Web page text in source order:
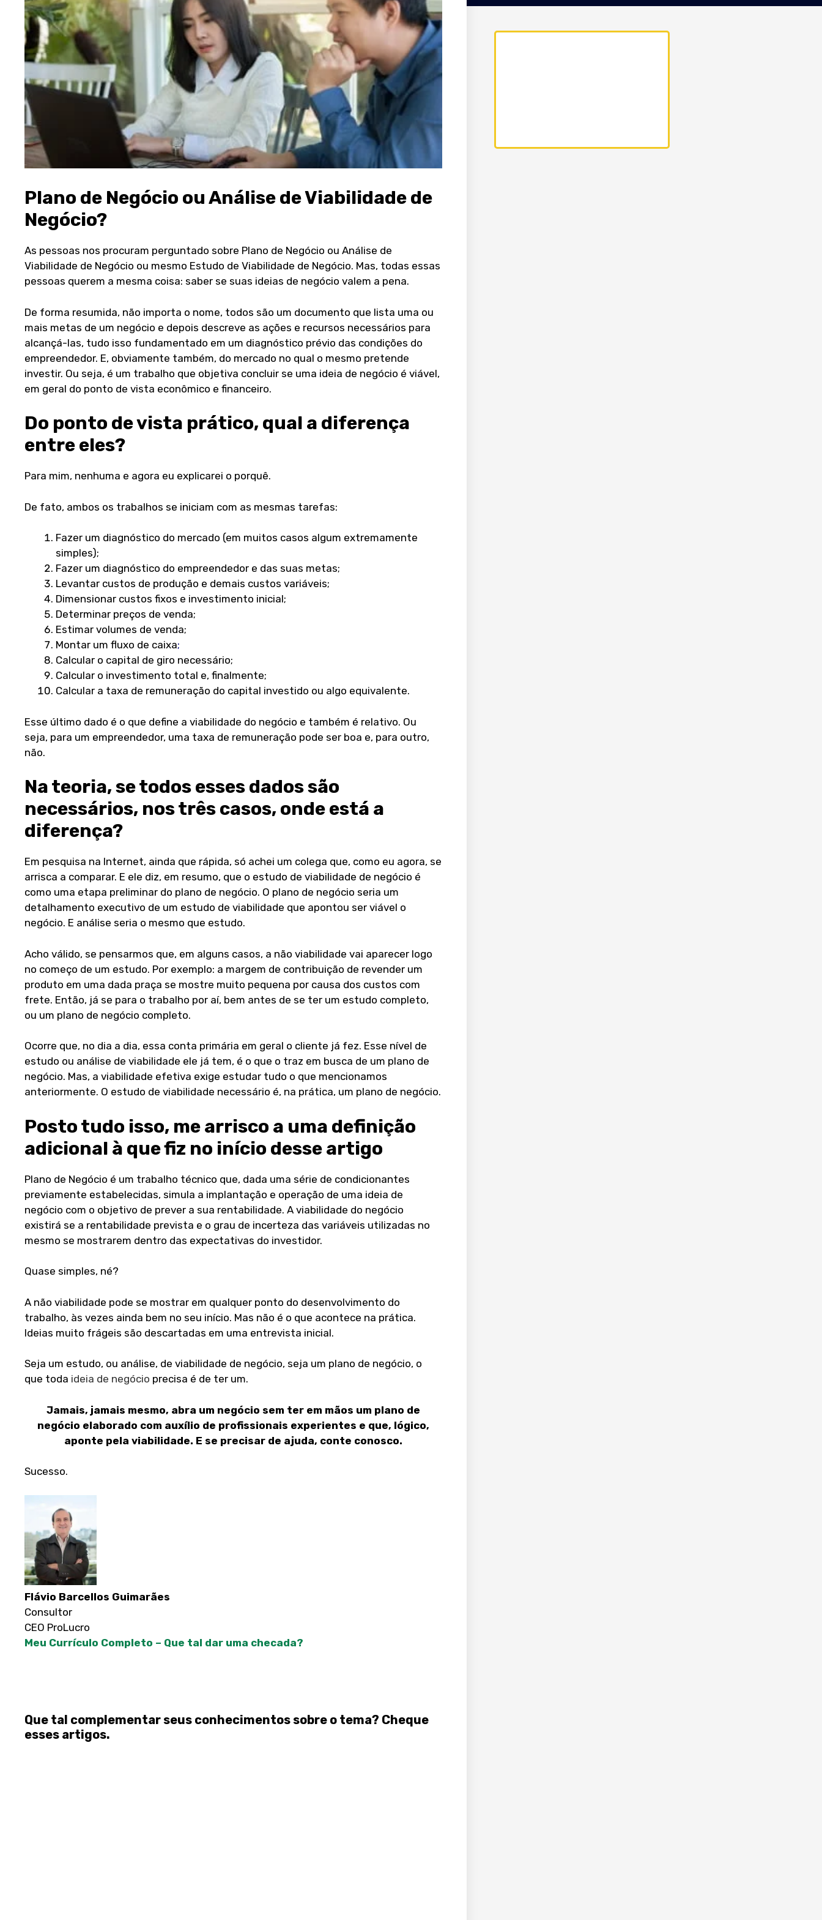
Plano de Negócio ou Análise de Viabilidade de
Negócio?
As pessoas nos procuram perguntado sobre Plano de Negócio ou Análise de
Viabilidade de Negócio ou mesmo Estudo de Viabilidade de Negócio. Mas, todas essas
pessoas querem a mesma coisa: saber se suas ideias de negócio valem a pena.
De forma resumida, não importa o nome, todos são um documento que lista uma ou
mais metas de um negócio e depois descreve as ações e recursos necessários para
alcançá-las, tudo isso fundamentado em um diagnóstico prévio das condições do
empreendedor. E, obviamente também, do mercado no qual o mesmo pretende
investir. Ou seja, é um trabalho que objetiva concluir se uma ideia de negócio é viável,
em geral do ponto de vista econômico e financeiro.
Do ponto de vista prático, qual a diferença
entre eles?
Para mim, nenhuma e agora eu explicarei o porquê.
De fato, ambos os trabalhos se iniciam com as mesmas tarefas:
Fazer um diagnóstico do mercado (em muitos casos algum extremamente
simples);
Fazer um diagnóstico do empreendedor e das suas metas;
Levantar custos de produção e demais custos variáveis;
Dimensionar custos fixos e investimento inicial;
Determinar preços de venda;
Estimar volumes de venda;
Montar um fluxo de caixa;
Calcular o capital de giro necessário;
Calcular o investimento total e, finalmente;
Calcular a taxa de remuneração do capital investido ou algo equivalente.
Esse último dado é o que define a viabilidade do negócio e também é relativo. Ou
seja, para um empreendedor, uma taxa de remuneração pode ser boa e, para outro,
não.
Na teoria, se todos esses dados são
necessários, nos três casos, onde está a
diferença?
Em pesquisa na Internet, ainda que rápida, só achei um colega que, como eu agora, se
arrisca a comparar. E ele diz, em resumo, que o estudo de viabilidade de negócio é
como uma etapa preliminar do plano de negócio. O plano de negócio seria um
detalhamento executivo de um estudo de viabilidade que apontou ser viável o
negócio. E análise seria o mesmo que estudo.
Acho válido, se pensarmos que, em alguns casos, a não viabilidade vai aparecer logo
no começo de um estudo. Por exemplo: a margem de contribuição de revender um
produto em uma dada praça se mostre muito pequena por causa dos custos com
frete. Então, já se para o trabalho por aí, bem antes de se ter um estudo completo,
ou um plano de negócio completo.
Ocorre que, no dia a dia, essa conta primária em geral o cliente já fez. Esse nível de
estudo ou análise de viabilidade ele já tem, é o que o traz em busca de um plano de
negócio. Mas, a viabilidade efetiva exige estudar tudo o que mencionamos
anteriormente. O estudo de viabilidade necessário é, na prática, um plano de negócio.
Posto tudo isso, me arrisco a uma definição
adicional à que fiz no início desse artigo
Plano de Negócio é um trabalho técnico que, dada uma série de condicionantes
previamente estabelecidas, simula a implantação e operação de uma ideia de
negócio com o objetivo de prever a sua rentabilidade. A viabilidade do negócio
existirá se a rentabilidade prevista e o grau de incerteza das variáveis utilizadas no
mesmo se mostrarem dentro das expectativas do investidor.
Quase simples, né?
A não viabilidade pode se mostrar em qualquer ponto do desenvolvimento do
trabalho, às vezes ainda bem no seu início. Mas não é o que acontece na prática.
Ideias muito frágeis são descartadas em uma entrevista inicial.
Seja um estudo, ou análise, de viabilidade de negócio, seja um plano de negócio, o
que toda ideia de negócio precisa é de ter um.
Jamais, jamais mesmo, abra um negócio sem ter em mãos um plano de
negócio elaborado com auxílio de profissionais experientes e que, lógico,
aponte pela viabilidade. E se precisar de ajuda, conte conosco.
Sucesso.
Flávio Barcellos Guimarães
Consultor
CEO ProLucro
Meu Currículo Completo – Que tal dar uma checada?
Que tal complementar seus conhecimentos sobre o tema? Cheque
esses artigos.